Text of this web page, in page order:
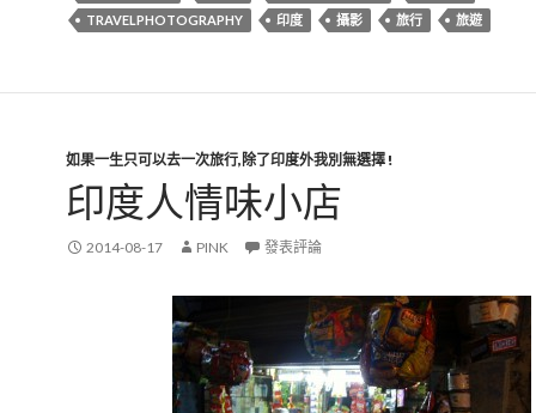
TRAVELPHOTOGRAPHY
印度 攝影 旅行 旅遊
如果一生只可以去一次旅行,除了印度外我別無選擇 !
印度人情味小店
2014-08-17 PINK 發表評論